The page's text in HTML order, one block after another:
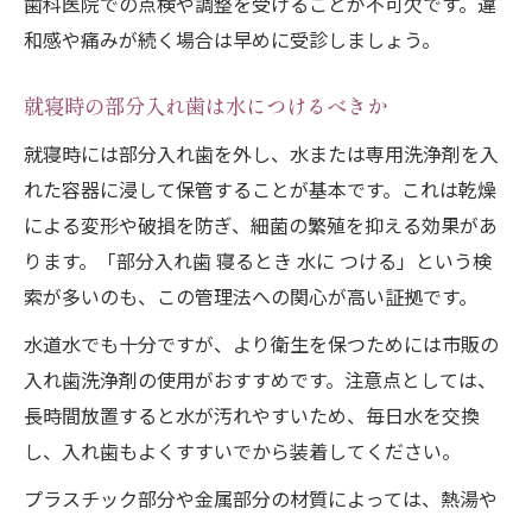
和感や痛みが続く場合は早めに受診しましょう。
就寝時の部分入れ歯は水につけるべきか
就寝時には部分入れ歯を外し、水または専用洗浄剤を入
れた容器に浸して保管することが基本です。これは乾燥
による変形や破損を防ぎ、細菌の繁殖を抑える効果があ
ります。「部分入れ歯 寝るとき 水に つける」という検
索が多いのも、この管理法への関心が高い証拠です。
水道水でも十分ですが、より衛生を保つためには市販の
入れ歯洗浄剤の使用がおすすめです。注意点としては、
長時間放置すると水が汚れやすいため、毎日水を交換
し、入れ歯もよくすすいでから装着してください。
プラスチック部分や金属部分の材質によっては、熱湯や